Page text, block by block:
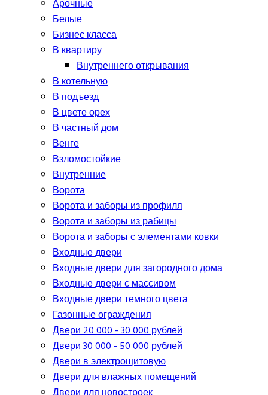
Арочные
Белые
Бизнес класса
В квартиру
Внутреннего открывания
В котельную
В подъезд
В цвете орех
В частный дом
Венге
Взломостойкие
Внутренние
Ворота
Ворота и заборы из профиля
Ворота и заборы из рабицы
Ворота и заборы с элементами ковки
Входные двери
Входные двери для загородного дома
Входные двери с массивом
Входные двери темного цвета
Газонные ограждения
Двери 20 000 - 30 000 рублей
Двери 30 000 - 50 000 рублей
Двери в электрощитовую
Двери для влажных помещений